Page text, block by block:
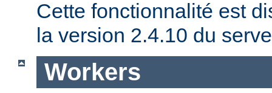
Cette fonctionnalité est
la version 2.4.10 du
Workers